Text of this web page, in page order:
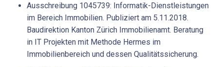
Ausschreibung 1045739: Informatik-Dienstleistungen
im Bereich Immobilien. Publiziert am 5.11.2018.
Baudirektion Kanton Zürich Immobilienamt. Beratung
in IT Projekten mit Methode Hermes im
Immobilienbereich und dessen Qualitätssicherung.